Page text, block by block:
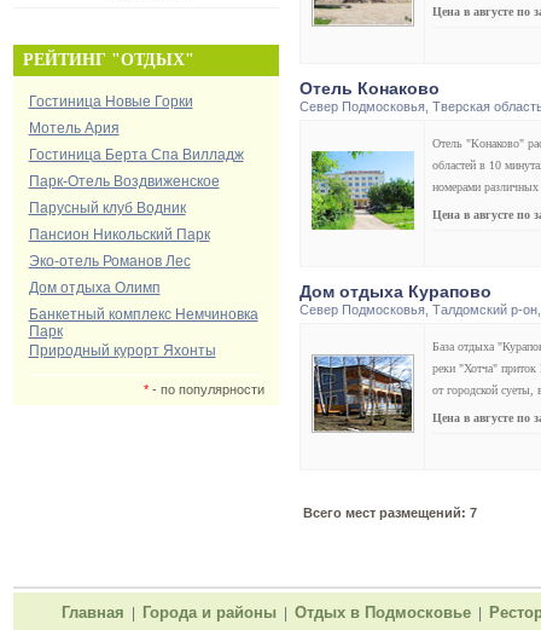
РЕЙТИНГ "ОТДЫХ"
Гостиница Новые Горки
Мотель Ария
Гостиница Берта Спа Вилладж
Парк-Отель Воздвиженское
Парусный клуб Водник
Пансион Никольский Парк
Эко-отель Романов Лес
Дом отдыха Олимп
Банкетный комплекс Немчиновка
Парк
Природный курорт Яхонты
*- по популярности
Цена в августе по
Отель Конаково
Север Подмосковья Тверская
Отель "Конаково"
областей в 10
номерами различных
Цена в августе по
Дом отдыха Курапово
Север Подмосковья Талдомский р-он
База отдыха
реки "Хотча" приток
от городской суеты,
Цена в августе по
Всего мест размещений: 7
Главная Города и районы Отдых в Подмосковье